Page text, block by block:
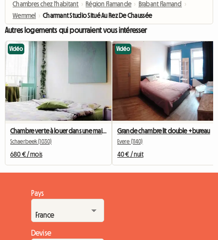
Chambres chez l'habitant › Région Flamande › Brabant Flamand
›
Wemmel
› Charmant Studio Situé Au Rez De Chaussée
Autres logements qui pourraient vous intéresser
Vidéo
Chambre verte à louer dans une maison à Bruxelles
Schaerbeek (1030)
680 € / mois
Vidéo
Grande chambre lit double +bureau
Evere (1140)
40 € / nuit
Pays
Devise